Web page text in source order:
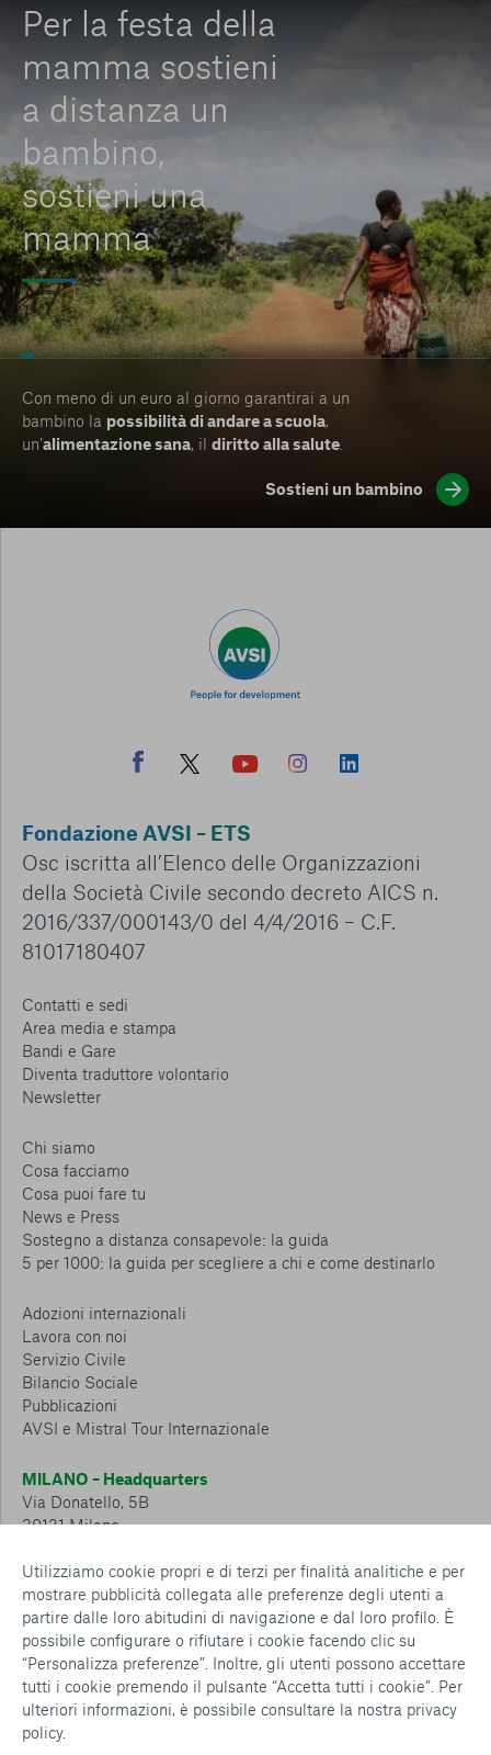
Utilizziamo cookie propri e di terzi per finalità analitiche e per
mostrare pubblicità collegata alle preferenze degli utenti a
partire dalle loro abitudini di navigazione e dal loro profilo. È
possibile configurare o rifiutare i cookie facendo clic su
“Personalizza preferenze”. Inoltre, gli utenti possono accettare
tutti i cookie premendo il pulsante “Accetta tutti i cookie”. Per
ulteriori informazioni, è possibile consultare la nostra privacy
policy.
Per la festa della
mamma sostieni
a distanza un
bambino,
sostieni una
mamma
Con meno di un euro al giorno garantirai a un
bambino la possibilità di andare a scuola,
un’alimentazione sana, il diritto alla salute
Sostieni un bambino
Fondazione AVSI – ETS
Osc iscritta all’Elenco delle Organizzazioni
della Società Civile secondo decreto AICS n.
2016/337/000143/0 del 4/4/2016 – C.F.
81017180407
Contatti e sedi
Area media e stampa
Bandi e Gare
Diventa traduttore volontario
Newsletter
Chi siamo
Cosa facciamo
Cosa puoi fare tu
News e Press
Sostegno a distanza consapevole: la guida
5 per 1000: la guida per scegliere a chi e come destinarlo
Adozioni internazionali
Lavora con noi
Servizio Civile
Bilancio Sociale
Pubblicazioni
AVSI e Mistral Tour Internazionale
MILANO – Headquarters
Via Donatello, 5B
20131 Milano
CESENA – Sostegno a distanza
Via Padre Vicinio da Sarsina, 216
47521 Cesena
Tel.: 0547 360 811
Detrazioni e deduzioni fiscali sulle donazioni: cosa sapere e
come usufruirne